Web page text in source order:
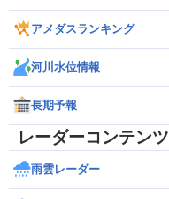
アメダスランキング
河川水位情報
長期予報
レーダーコンテンツ
雨雲レーダー